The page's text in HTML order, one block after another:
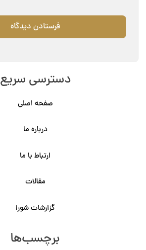
دسترسی سریع
صفحه اصلی
درباره ما
ارتباط با ما
مقالات
گزارشات شورا
برچسب‌ها